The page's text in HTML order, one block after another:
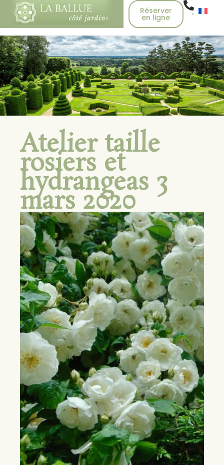
Réserver
en ligne
Atelier taille
rosiers et
hydrangeas 3
mars 2020